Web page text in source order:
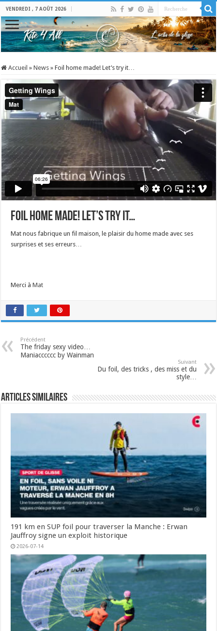
VENDREDI , 7 AOÛT 2026
Accueil » News » Foil home made! Let’s try it…
Foil home made! Let’s try it…
Mat nous fabrique un fil maison, le plaisir du home made avec ses
surprises et ses erreurs…
Merci àMat
Précédent
The friday sexy video…
Maniacccccc by Wainman
Suivant
Du foil, des tricks , des miss et du
style…
Articles similaires
191 km en SUP foil pour traverser la Manche : Erwan
Jauffroy signe un exploit historique
2026-07-14